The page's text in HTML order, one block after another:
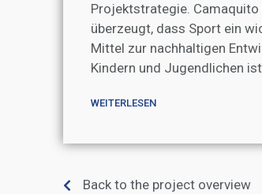
Projektstrategie.
überzeugt, dass Sport ein
Mittel zur nachhaltigen
Kindern und Jugendlichen
WEITERLESEN
Back to the project overview